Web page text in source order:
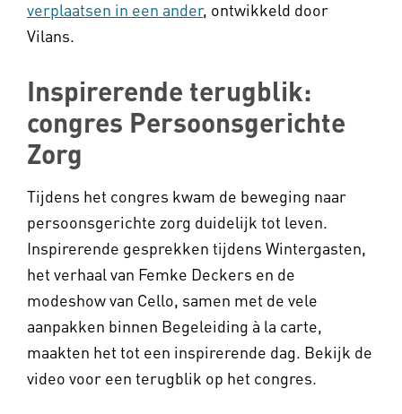
verplaatsen in een ander, ontwikkeld door
Vilans.
Inspirerende terugblik:
congres Persoonsgerichte
Zorg
Tijdens het congres kwam de beweging naar
persoonsgerichte zorg duidelijk tot leven.
Inspirerende gesprekken tijdens Wintergasten,
het verhaal van Femke Deckers en de
modeshow van Cello, samen met de vele
aanpakken binnen Begeleiding à la carte,
maakten het tot een inspirerende dag. Bekijk de
video voor een terugblik op het congres.